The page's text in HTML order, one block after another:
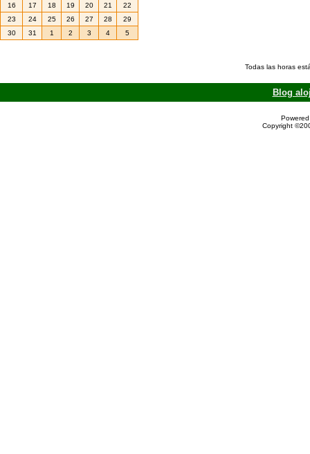
16
17 18 19 20 21
22
23
24 25 26 27 28
29
30
31 1 2 3 4 5
Todas las horas
Blog
Copyright